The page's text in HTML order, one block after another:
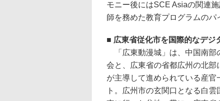
モニー後にはSCE Asiaの関連
師を務めた教育プログラムの
■ 広東省従化市を国際的なデジ
「広東動漫城」は、中国南部
会と、広東省の省都広州の北部
が主導して進められている産官
ト。広州市の玄関口となる白